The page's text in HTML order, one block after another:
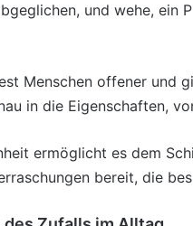
und wehe, ein
Menschen offener und
in die Eigenschaften,
ermöglicht es dem
bereit, die